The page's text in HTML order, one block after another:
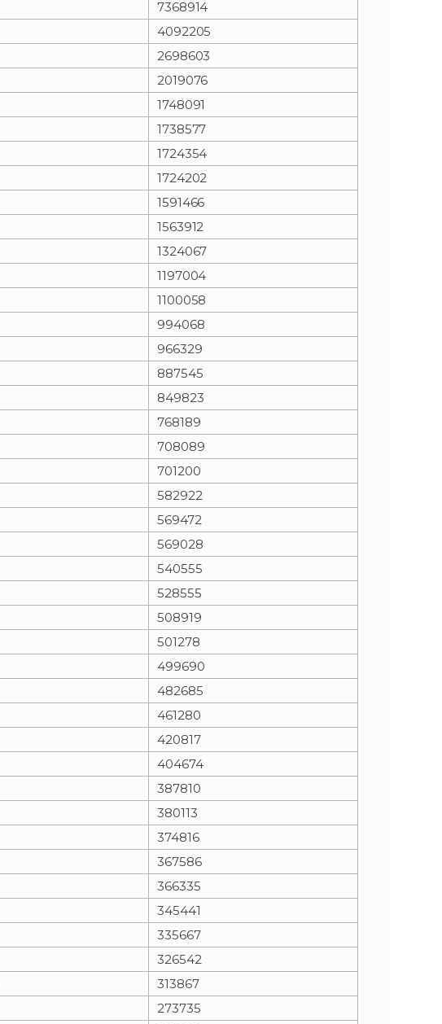
e
t
7368914
4092205
2698603
2019076
1748091
1738577
1724354
1724202
1591466
1563912
1324067
1197004
1100058
994068
966329
887545
849823
768189
708089
701200
582922
569472
569028
540555
528555
508919
501278
499690
482685
461280
420817
404674
387810
380113
374816
367586
366335
345441
335667
326542
313867
273735